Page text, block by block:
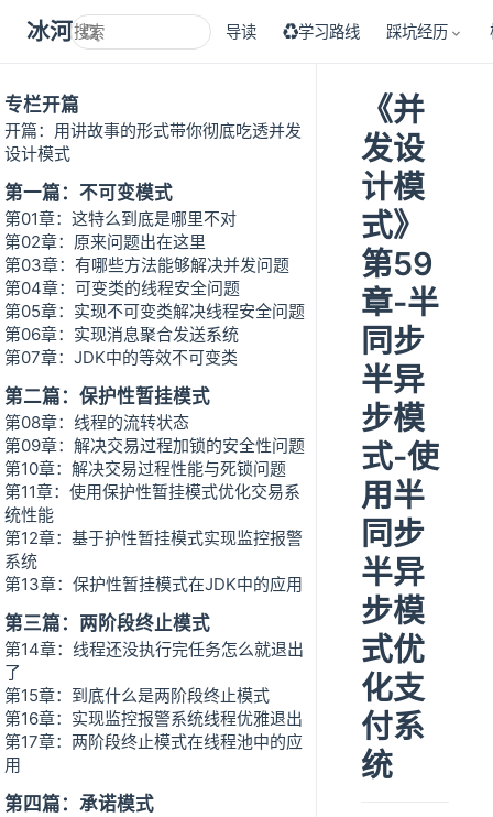
冰河技术 导读 ♻学习路线 踩坑经历
专栏开篇
开篇：用讲故事的形式带你彻底吃透并发
设计模式
第一篇：不可变模式
第01章：这特么到底是哪里不对
第02章：原来问题出在这里
第03章：有哪些方法能够解决并发问题
第04章：可变类的线程安全问题
第05章：实现不可变类解决线程安全问题
第06章：实现消息聚合发送系统
第07章：JDK中的等效不可变类
第二篇：保护性暂挂模式
第08章：线程的流转状态
第09章：解决交易过程加锁的安全性问题
第10章：解决交易过程性能与死锁问题
第11章：使用保护性暂挂模式优化交易系
统性能
第12章：基于护性暂挂模式实现监控报警
系统
第13章：保护性暂挂模式在JDK中的应用
第三篇：两阶段终止模式
第14章：线程还没执行完任务怎么就退出
了
第15章：到底什么是两阶段终止模式
第16章：实现监控报警系统线程优雅退出
第17章：两阶段终止模式在线程池中的应
用
第四篇：承诺模式
《并
发设
计模
式》
第59
章-半
同步
半异
步模
式-使
用半
同步
半异
步模
式优
化支
付系
统